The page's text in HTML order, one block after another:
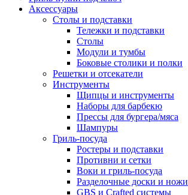
Аксессуары
Столы и подставки
Тележки и подставки
Столы
Модули и тумбы
Боковые столики и полки
Решетки и отсекатели
Инструменты
Щипцы и инструменты
Наборы для барбекю
Прессы для бургера/мяса
Шампуры
Гриль-посуда
Ростеры и подставки
Противни и сетки
Воки и гриль-посуда
Разделочные доски и ножи
GBS и Crafted системы